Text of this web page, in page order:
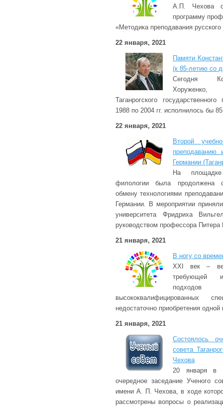
А.П. Чехова
программу
«Методика преподавания русского
22 января, 2021
Памяти
(к 85-летию со
Сегодня
Таганрогского
1988 по 2004 гг. исполнилось бы
22 января, 2021
Второй
Германии
На
филологии была продолжена
обмену технологиями
Германии. В мероприятии
университета Фридриха
руководством профессора Питера
21 января, 2021
В ногу со
XXI век – век
требующей
высококвалифицированных
недостаточно приобретения
21 января, 2021
Состоялось
совета
Чехова
20 января в
очередное заседание Ученого
имени А. П. Чехова, в ходе
рассмотрены вопросы о